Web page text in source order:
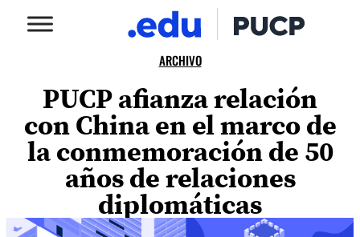
ARCHIVO
PUCP afianza relación
con China en el marco de
la conmemoración de 50
años de relaciones
diplomáticas